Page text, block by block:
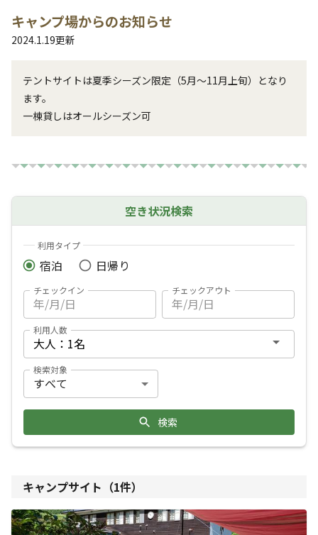
キャンプ場からのお知らせ
2024.1.19更新
テントサイトは夏季シーズン限定（5月～11月上旬）となり
ます。
一棟貸しはオールシーズン可
空き状況検索
利用タイプ
宿泊 日帰り
チェックイン チェックアウト
利用人数
検索対象
検索
キャンプサイト（1件）